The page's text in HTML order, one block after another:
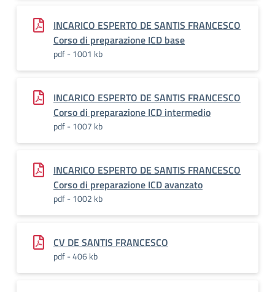
INCARICO ESPERTO DE SANTIS FRANCESCO
Corso di preparazione ICD base
pdf - 1001 kb
INCARICO ESPERTO DE SANTIS FRANCESCO
Corso di preparazione ICD intermedio
pdf - 1007 kb
INCARICO ESPERTO DE SANTIS FRANCESCO
Corso di preparazione ICD avanzato
pdf - 1002 kb
CV DE SANTIS FRANCESCO
pdf - 406 kb